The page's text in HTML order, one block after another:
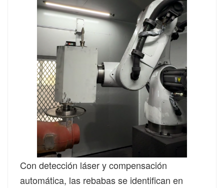
Con detección láser y compensación
automática, las rebabas se identifican en